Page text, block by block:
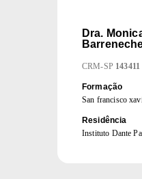
Dra.
CRM-SP 143411
Formação
San francisco
Residência
Instituto Dante